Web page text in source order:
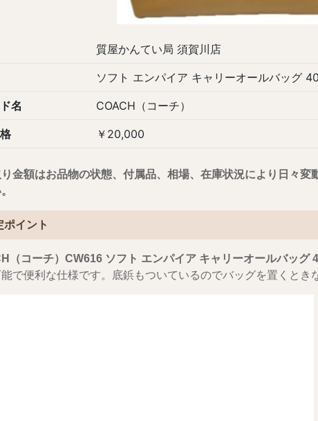
質屋かんてい局 須賀川店
ソフト エンパイア キャリーオールバッグ 40
名 COACH（コーチ）
￥20,000
金額はお品物の状態、付属品、相場、在庫状況により日々変
ポイント
（コーチ）CW616 ソフト エンパイア キャリーオールバッグ
で便利な仕様です。底鋲もついているのでバッグを置くとき